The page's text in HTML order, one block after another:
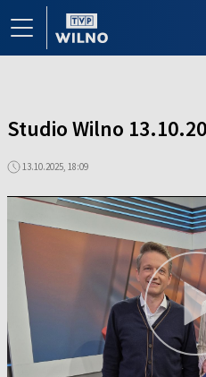
Studio Wilno
13.10.2025, 18:09